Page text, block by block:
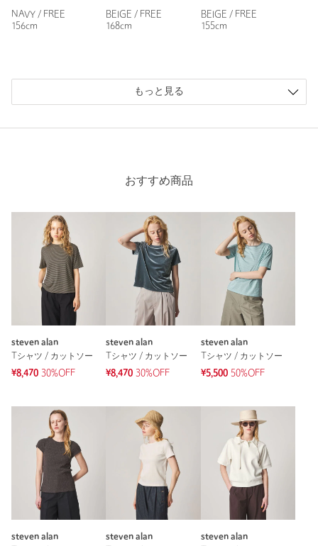
ニックネーム： Y
投稿日： 2026年6月12日
一枚よりシャツのインナーとして見せて着回しにしています。
参考になった
※レビューは、個人の主観による感想・体感によるもので、商品の効果や性
能を保証するものではありません。
もっと見る
NAVY / FREE
156cm
BEIGE / FREE
168cm
BEIGE / FREE
155cm
もっと見る
おすすめ商品
steven alan
Tシャツ / カットソー
¥8,470 30%OFF
steven alan
Tシャツ / カットソー
¥8,470 30%OFF
steven alan
Tシャツ / カットソー
¥5,500 50%OFF
steven alan
steven alan
steven alan